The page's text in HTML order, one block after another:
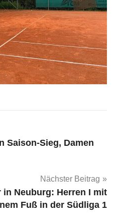
Saison-Sieg, Damen
Nächster Beitrag
in Neuburg: Herren I mit
Fuß in der Südliga 1